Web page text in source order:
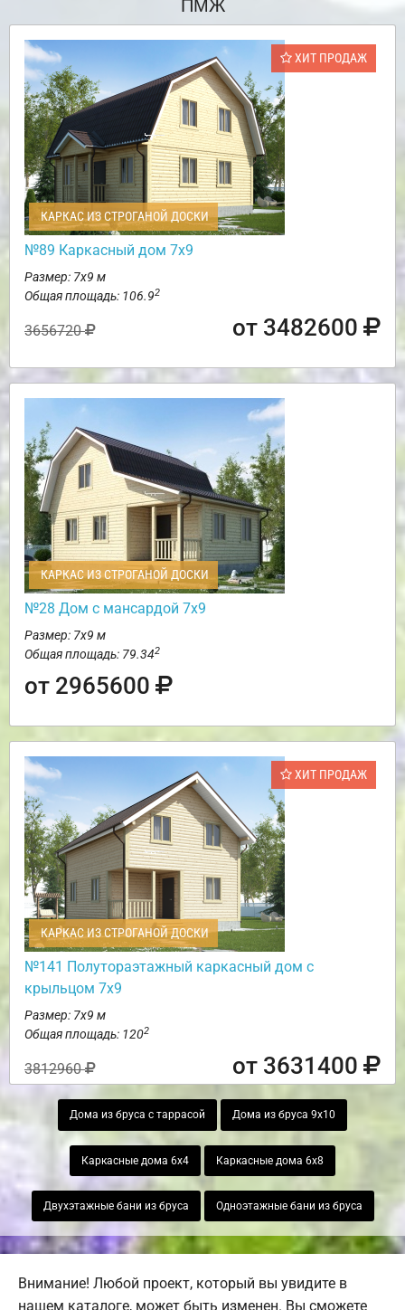
ХИТ ПРОДАЖ
КАРКАС ИЗ СТРОГАНОЙ ДОСКИ
№89 Каркасный дом 7х9
Размер: 7х9 м
Общая площадь: 106.92
3656720 от 3482600
КАРКАС ИЗ СТРОГАНОЙ ДОСКИ
№28 Дом с мансардой 7х9
Размер: 7х9 м
Общая площадь: 79.342
от 2965600
ХИТ ПРОДАЖ
КАРКАС ИЗ СТРОГАНОЙ ДОСКИ
№141 Полутораэтажный каркасный дом с
крыльцом 7х9
Размер: 7х9 м
Общая площадь: 1202
3812960 от 3631400
Дома из бруса с таррасой Дома из бруса 9х10
Каркасные дома 6х4 Каркасные дома 6х8
Двухэтажные бани из бруса Одноэтажные бани из бруса
Внимание! Любой проект, который вы увидите в
нашем каталоге, может быть изменен. Вы сможете